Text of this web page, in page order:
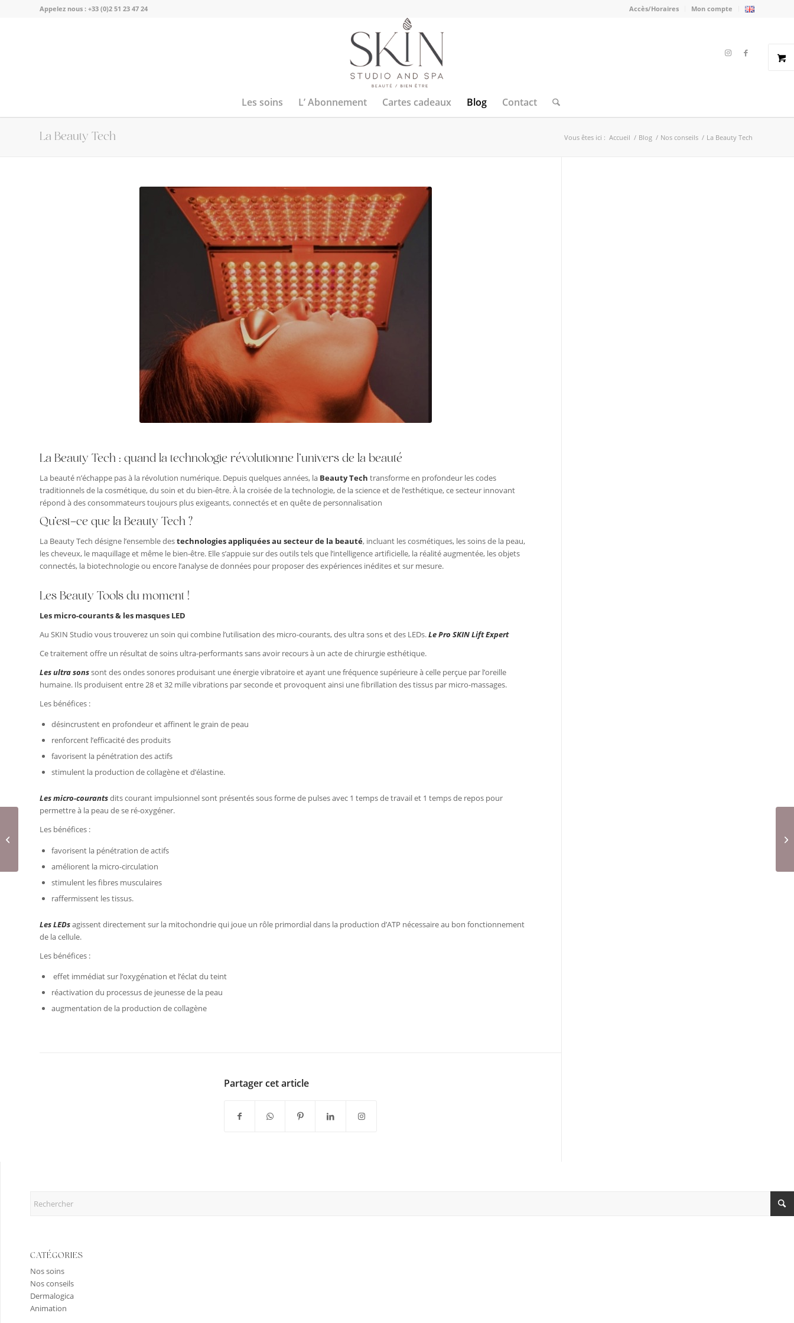
Accès/Horaires Mon compte
Appelez nous : +33 (0)2 51 23 47 24
Les soins L’ Abonnement Cartes cadeaux Blog Contact
La Beauty Tech Vous êtes ici : Accueil / Blog / Nos conseils / La Beauty Tech
La Beauty Tech : quand la technologie révolutionne l’univers de la beauté
La beauté n’échappe pas à la révolution numérique. Depuis quelques années, la Beauty Tech transforme en profondeur les codes
traditionnels de la cosmétique, du soin et du bien-être. À la croisée de la technologie, de la science et de l’esthétique, ce secteur innovant
répond à des consommateurs toujours plus exigeants, connectés et en quête de personnalisation
Qu’est-ce que la Beauty Tech ?
La Beauty Tech désigne l’ensemble destechnologies appliquées au secteur de la beauté, incluant les cosmétiques, les soins de la peau,
les cheveux, le maquillage et même le bien-être. Elle s’appuie sur des outils tels que l’intelligence artificielle, la réalité augmentée, les objets
connectés, la biotechnologie ou encore l’analyse de données pour proposer des expériences inédites et sur mesure.
Les Beauty Tools du moment !
Les micro-courants & les masques LED
Au SKIN Studio vous trouverez un soin qui combine l’utilisation des micro-courants, des ultra sons et des LEDs.Le Pro SKIN Lift Expert
Ce traitement offre un résultat de soins ultra-performants sans avoir recours à un acte de chirurgie esthétique.
Les ultra sonssont des ondes sonores produisant une énergie vibratoire et ayant une fréquence supérieure à celle perçue par l’oreille
humaine. Ils produisent entre 28 et 32 mille vibrations par seconde et provoquent ainsi une fibrillation des tissus par micro-massages.
Les bénéfices :
désincrustent en profondeur et affinent le grain de peau
renforcent l’efficacité des produits
favorisent la pénétration des actifs
stimulent la production de collagène et d’élastine.
Les micro-courantsdits courant impulsionnel sont présentés sous forme de pulses avec 1 temps de travail et 1 temps de repos pour
permettre à la peau de se ré-oxygéner.
Les bénéfices :
favorisent la pénétration de actifs
améliorent la micro-circulation
stimulent les fibres musculaires
raffermissent les tissus.
Les LEDsagissent directement sur la mitochondrie qui joue un rôle primordial dans la production d’ATP nécessaire au bon fonctionnement
de la cellule.
Les bénéfices :
effet immédiat sur l’oxygénation et l’éclat du teint
réactivation du processus de jeunesse de la peau
augmentation de la production de collagène
Partager cet article
CATÉGORIES
Nos soins
Nos conseils
Dermalogica
Animation
Le Nettoyage de Peau
au SKIN Studio